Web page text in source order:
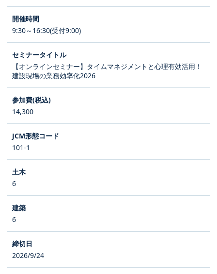
9:30～16:30(受付9:00)
【オンラインセミナー】タイムマネジメントと心理有効活用！
建設現場の業務効率化2026
14,300
101-1
6
6
2026/9/24